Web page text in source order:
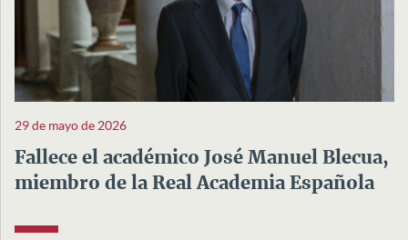
29 de mayo de 2026
Fallece el académico José Manuel Blecua,
miembro de la Real Academia Española